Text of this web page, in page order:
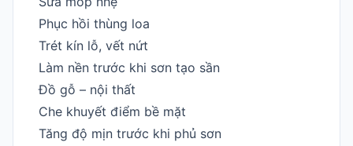
Phục hồi thùng loa
Trét kín lỗ, vết nứt
Làm nền trước khi sơn tạo sần
Đồ gỗ – nội thất
Che khuyết điểm bề mặt
Tăng độ mịn trước khi phủ sơn